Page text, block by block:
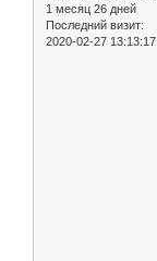
1 месяц 26 дней
Последний визит:
2020-02-27 13:13:17